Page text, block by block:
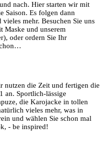
nach. Hier starten wir mit
Saison. Es folgen dann
mehr. Besuchen Sie uns
Maske und unserem
oder ordern Sie Ihr
nutzen die Zeit und fertigen die
an. Sportlich-lässige
die Karojacke in tollen
vieles mehr, was in
und wählen Sie schon mal
- be inspired!